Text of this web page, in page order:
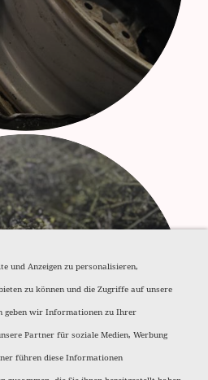
Späne
und Anzeigen zu personalisieren,
zu können und die Zugriffe auf unsere
geben wir Informationen zu Ihrer
Partner für soziale Medien, Werbung
führen diese Informationen